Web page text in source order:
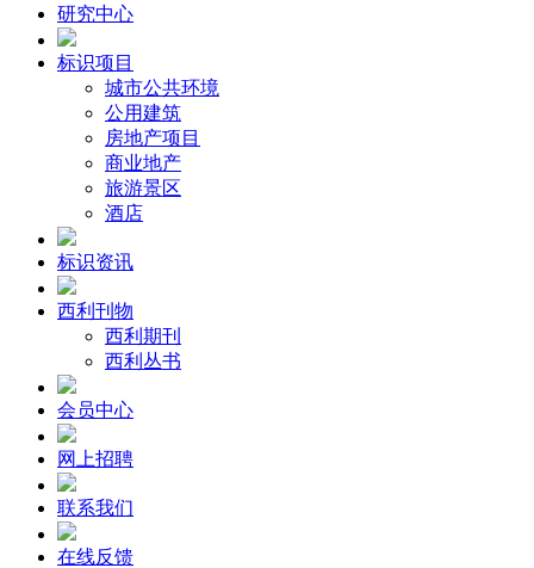
研究中心
标识项目
城市公共环境
公用建筑
房地产项目
商业地产
旅游景区
酒店
标识资讯
西利刊物
西利期刊
西利丛书
会员中心
网上招聘
联系我们
在线反馈